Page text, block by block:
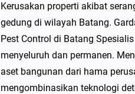
Kerusakan properti akibat
gedung di wilayah Batang.
Pest Control di Batang
menyeluruh dan permanen.
aset bangunan dari hama
mengombinasikan teknologi